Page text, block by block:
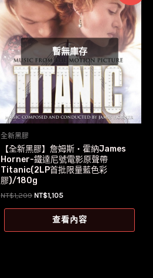
暫無庫存
全新黑膠
【全新黑膠】詹姆斯‧霍納James
Horner-鐵達尼號電影原聲帶
Titanic(2LP首批限量藍色彩
膠)/180g
NT$1,209 原
NT$1,209。
NT$1,105目
價
格：
NT$1,105。
查看內容